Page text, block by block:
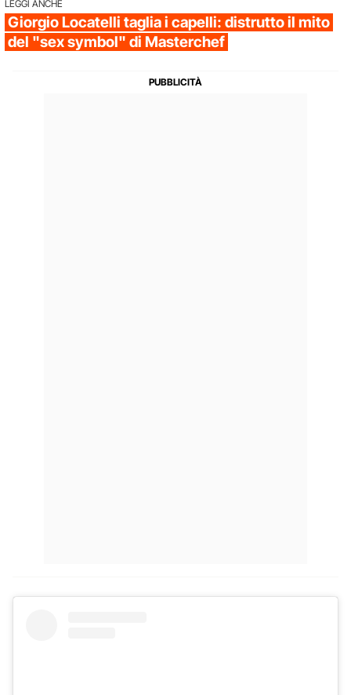
LEGGI ANCHE
Giorgio Locatelli taglia i capelli: distrutto il mito
del "sex symbol" di Masterchef